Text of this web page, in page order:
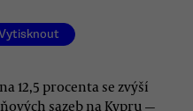
12,5 procenta se zvýší
sazeb na Kypru —